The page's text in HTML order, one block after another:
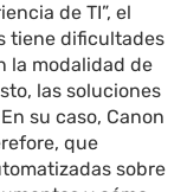
de TI”, el
tiene dificultades
la modalidad de
las soluciones
su caso, Canon
que
sobre